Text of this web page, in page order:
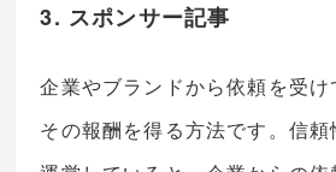
3. スポンサー記事
企業やブランドから依頼を受け
その報酬を得る方法です。信